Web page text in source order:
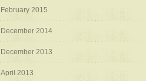
February 2015
December 2014
December 2013
April 2013